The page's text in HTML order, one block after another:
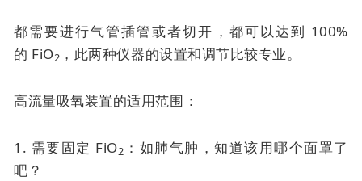
都需要进行气管插管或者切开，都可以达到 100%
的 FiO2 ，此两种仪器的设置和调节比较专业。
高流量吸氧装置的适用范围：
1. 需要固定 FiO2 ：如肺气肿，知道该用哪个面罩了
吧？